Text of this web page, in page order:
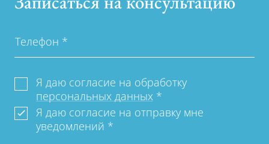
Телефон *
Я даю согласие на обработку
персональных данных *
Я даю согласие на отправку мне
уведомлений *